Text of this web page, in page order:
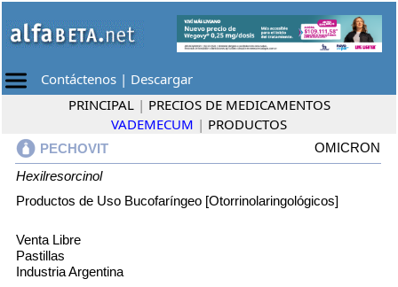
Contáctenos | Descargar
PRINCIPAL | PRECIOS DE MEDICAMENTOS
VADEMECUM | PRODUCTOS
PECHOVIT
OMICRON
Hexilresorcinol
Productos de Uso Bucofaríngeo [Otorrinolaringológicos]
Venta Libre
Pastillas
Industria Argentina